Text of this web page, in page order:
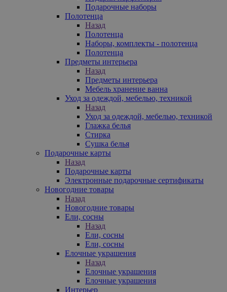
Подарочные наборы
Полотенца
Назад
Полотенца
Наборы, комплекты - полотенца
Полотенца
Предметы интерьера
Назад
Предметы интерьера
Мебель хранение ванна
Уход за одеждой, мебелью, техникой
Назад
Уход за одеждой, мебелью, техникой
Глажка белья
Стирка
Сушка белья
Подарочные карты
Назад
Подарочные карты
Электронные подарочные сертификаты
Новогодние товары
Назад
Новогодние товары
Ели, сосны
Назад
Ели, сосны
Ели, сосны
Елочные украшения
Назад
Елочные украшения
Елочные украшения
Интерьер